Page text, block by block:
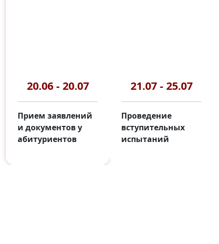
20.06 - 20.07
Прием заявлений
и документов у
абитуриентов
21.07 - 25.07
Проведение
вступительных
испытаний